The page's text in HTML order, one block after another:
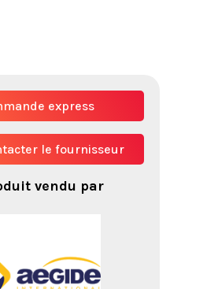
express
le fournisseur
vendu par